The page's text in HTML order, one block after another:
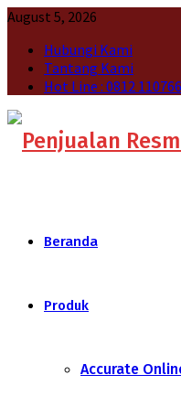
August 5, 2026
Hubungi Kami
Tantang Kami
Hot Line : 0812
Beranda
Produk
Accurate